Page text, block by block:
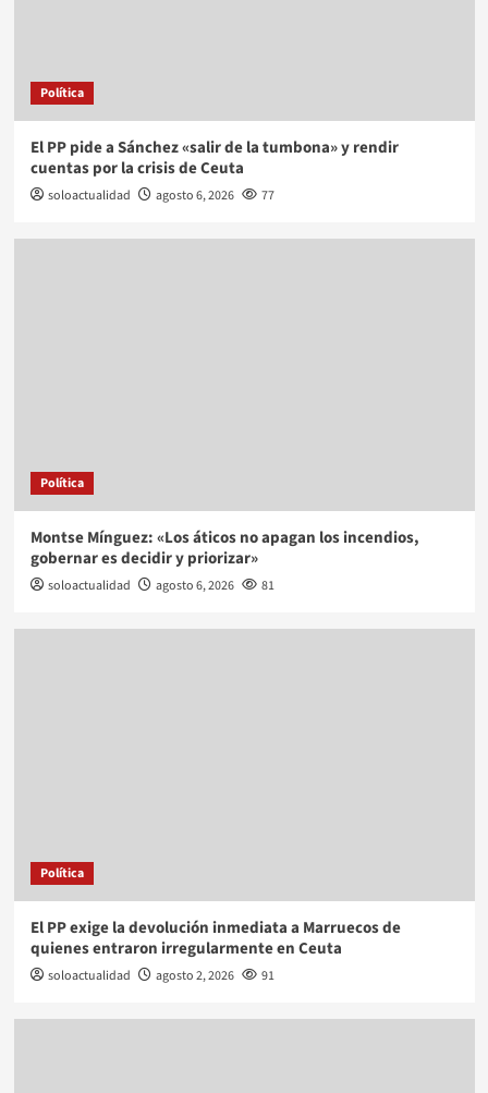
Política
El PP pide a Sánchez «salir de la tumbona» y rendir
cuentas por la crisis de Ceuta
soloactualidad agosto 6, 2026 77
Política
Montse Mínguez: «Los áticos no apagan los incendios,
gobernar es decidir y priorizar»
soloactualidad agosto 6, 2026 81
Política
El PP exige la devolución inmediata a Marruecos de
quienes entraron irregularmente en Ceuta
soloactualidad agosto 2, 2026 91